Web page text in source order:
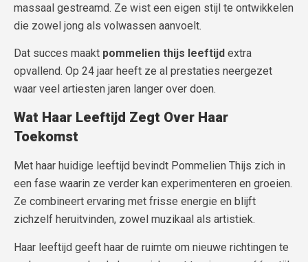
massaal gestreamd. Ze wist een eigen stijl te ontwikkelen
die zowel jong als volwassen aanvoelt.
Dat succes maakt pommelien thijs leeftijd extra
opvallend. Op 24 jaar heeft ze al prestaties neergezet
waar veel artiesten jaren langer over doen.
Wat Haar Leeftijd Zegt Over Haar
Toekomst
Met haar huidige leeftijd bevindt Pommelien Thijs zich in
een fase waarin ze verder kan experimenteren en groeien.
Ze combineert ervaring met frisse energie en blijft
zichzelf heruitvinden, zowel muzikaal als artistiek.
Haar leeftijd geeft haar de ruimte om nieuwe richtingen te